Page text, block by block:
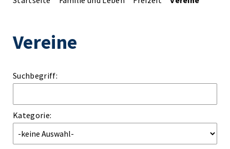
Vereine
Suchbegriff:
Kategorie: